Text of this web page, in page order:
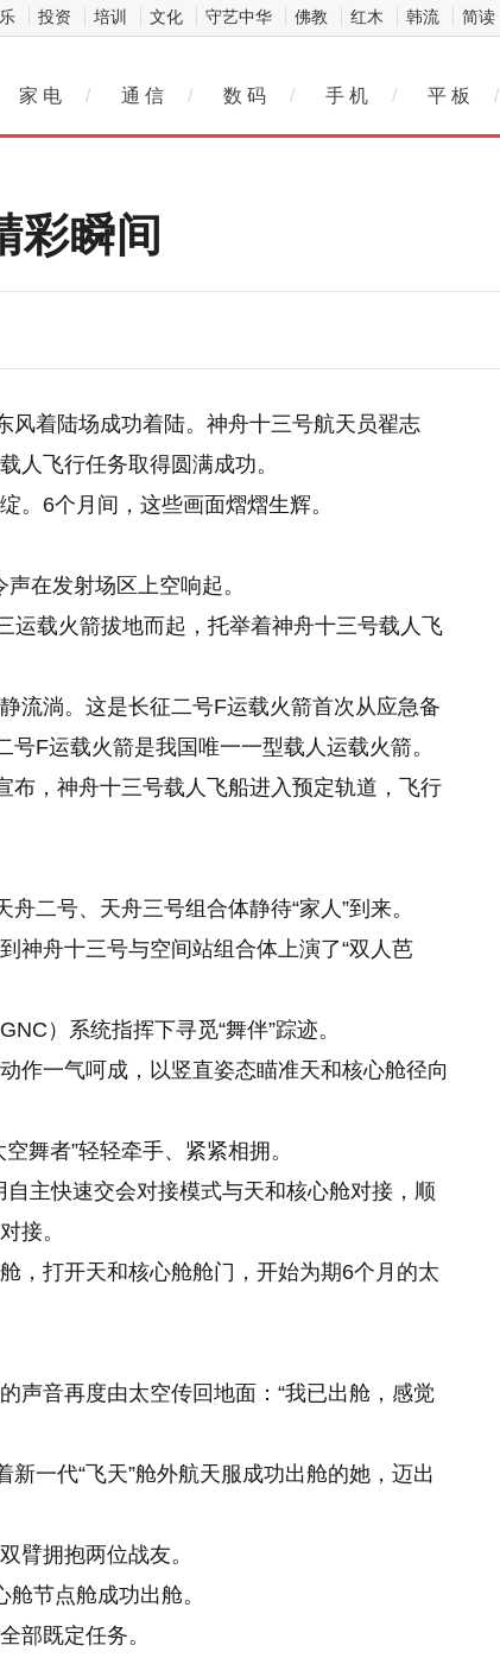
投资 培训 文化 守艺中华 佛教 红木 韩流 简读
家 电 / 通 信 / 数 码 / 手 机 / 平 板 /
彩瞬间
风着陆场成功着陆。神舟十三号航天员翟志
人飞行任务取得圆满成功。
。6个月间，这些画面熠熠生辉。
在发射场区上空响起。
运载火箭拔地而起，托举着神舟十三号载人飞
流淌。这是长征二号F运载火箭首次从应急备
F运载火箭是我国唯一一型载人运载火箭。
布，神舟十三号载人飞船进入预定轨道，飞行
二号、天舟三号组合体静待“家人”到来。
神舟十三号与空间站组合体上演了“双人芭
）系统指挥下寻觅“舞伴”踪迹。
作一气呵成，以竖直姿态瞄准天和核心舱径向
舞者”轻轻牵手、紧紧相拥。
主快速交会对接模式与天和核心舱对接，顺
接。
，打开天和核心舱舱门，开始为期6个月的太
声音再度由太空传回地面：“我已出舱，感觉
一代“飞天”舱外航天服成功出舱的她，迈出
臂拥抱两位战友。
节点舱成功出舱。
部既定任务。